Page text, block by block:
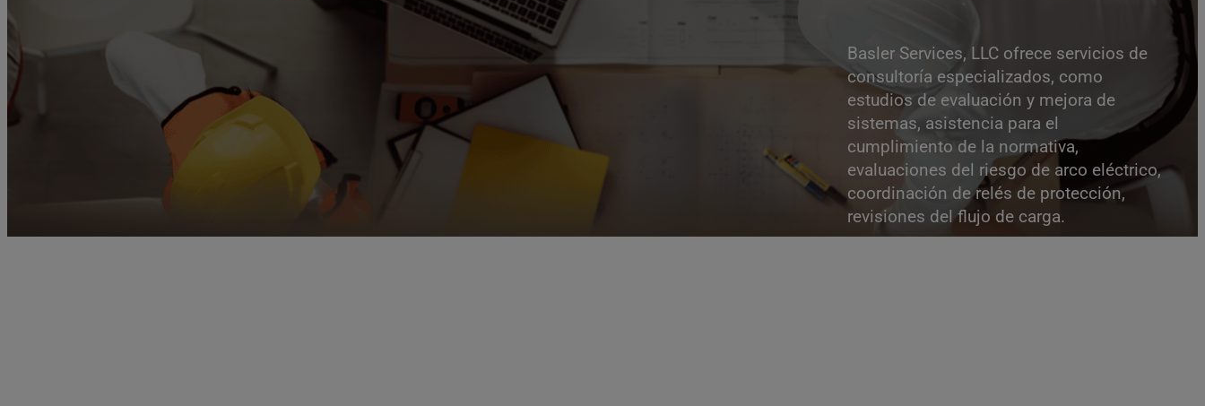
Basler Services, LLC ofrece servicios de
consultoría especializados, como
estudios de evaluación y mejora de
sistemas, asistencia para el
cumplimiento de la normativa,
evaluaciones del riesgo de arco eléctrico,
coordinación de relés de protección,
revisiones del flujo de carga.